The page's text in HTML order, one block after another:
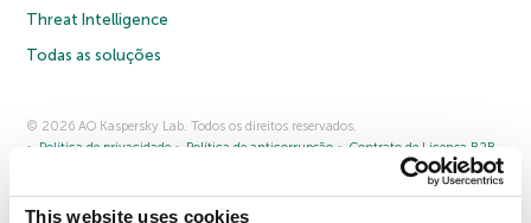
This website uses cookies
Threat Intelligence
Todas as soluções
© 2026 AO Kaspersky Lab. Todos os direitos reservados.
Política de privacidade
Política de anticorrupção
Contrato de Licença B2B
Cookies